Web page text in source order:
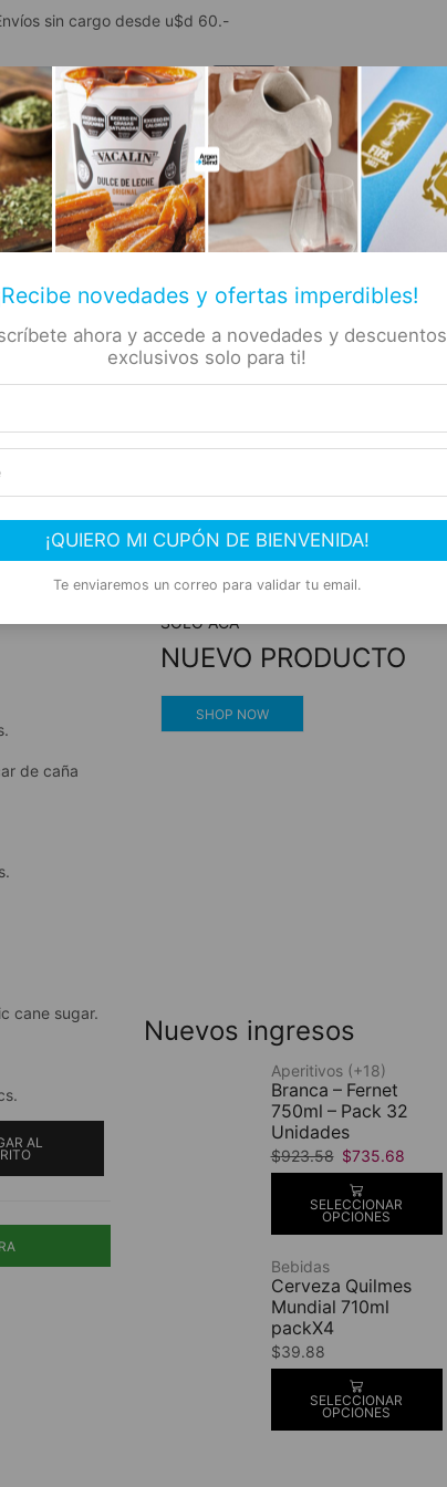
novedades y ofertas imperdibles!
ahora y accede a novedades y descuentos
exclusivos solo para ti!
¡QUIERO MI CUPÓN DE BIENVENIDA!
Te enviaremos un correo para validar tu email.
sin cargo desde u$d 60.-
Alfajores y Golosinas
📚 Libros 🏷️ Todas las categorías
–
de caña
cane sugar.
AL
Compra segura
Experiencia de compra garantizada
SOLO ACÁ
NUEVO PRODUCTO
SHOP NOW
Nuevos ingresos
Aperitivos (+18)
Branca – Fernet
750ml – Pack 32
Unidades
$923.58 $735.68
SELECCIONAR
OPCIONES
Bebidas
Cerveza Quilmes
Mundial 710ml
packX4
$39.88
SELECCIONAR
OPCIONES